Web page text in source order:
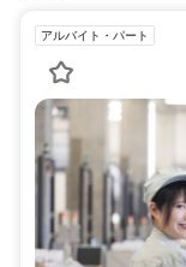
アルバイト・パート